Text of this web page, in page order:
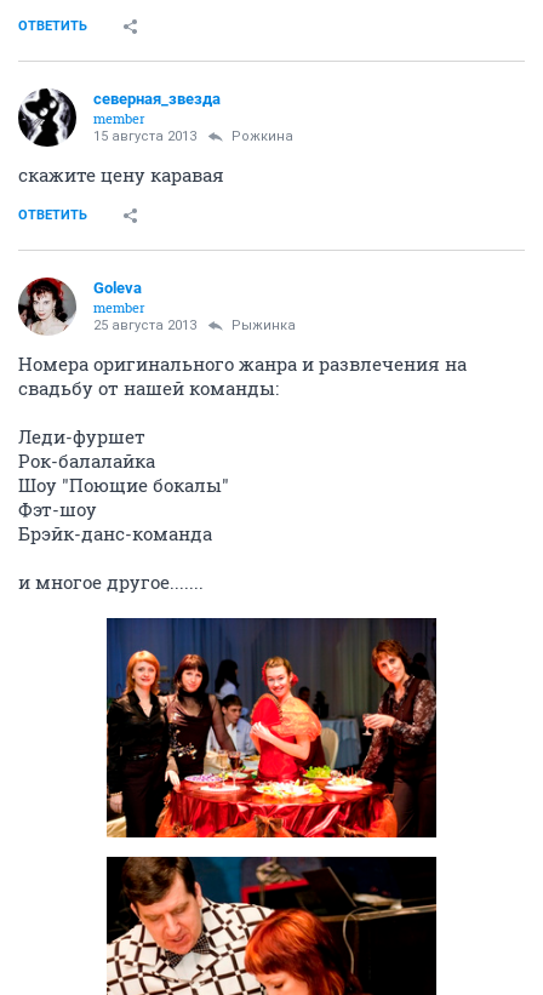
ОТВЕТИТЬ
северная_звезда
member
15 августа 2013 Рожкина
скажите цену каравая
ОТВЕТИТЬ
Goleva
member
25 августа 2013 Рыжинка
Номера оригинального жанра и развлечения на
свадьбу от нашей команды:
Леди-фуршет
Рок-балалайка
Шоу "Поющие бокалы"
Фэт-шоу
Брэйк-данс-команда
и многое другое.......